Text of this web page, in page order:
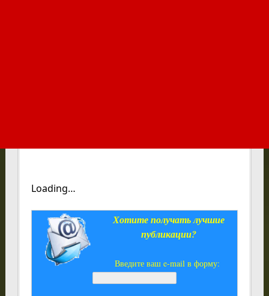
Loading…
Хотите получать лучшие
публикации?
Введите ваш e-mail в форму: